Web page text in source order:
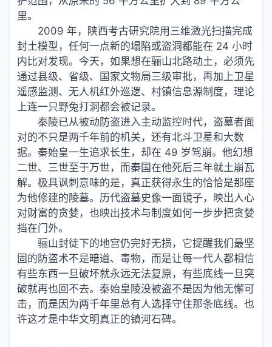
里。
2009 年，陕西考古研究院用三维激光扫描完成
封土模型，任何一点新的塌陷或盗洞都能在 24 小时
内比对发现。今天，如果想在骊山北路动土，必须先
通过县级、省级、国家文物局三级审批，再加上卫星
遥感监测、无人机红外巡逻、村镇信息源制度，理论
上连一只野兔打洞都会被记录。
秦陵已从被动防盗进入主动监控时代，盗墓者面
对的不只是两千年前的机关，还有北斗卫星和大数
据。秦始皇一生追求长生，却在 49 岁驾崩。他幻想
二世、三世至于万世，而秦国在他死后三年就土崩瓦
解。极具讽刺意味的是，真正获得永生的恰恰是那座
为他修建的陵墓。历代盗墓史像一面镜子，映出人心
对财富的贪婪，也映出技术与制度如何一步步把贪婪
挡在门外。
骊山封徒下的地宫仍完好无损，它提醒我们 最坚
固的防盗术不是暗道、毒物，而是让每一代人都相信
有些东西一旦破坏就永远无法复原，有些底线一旦突
破就再也回不去。秦始皇陵没被盗不是因为他无懈可
击，而是因为两千年里总有人选择守住那条底线。也
许这才是中华文明真正的镇河石碑。